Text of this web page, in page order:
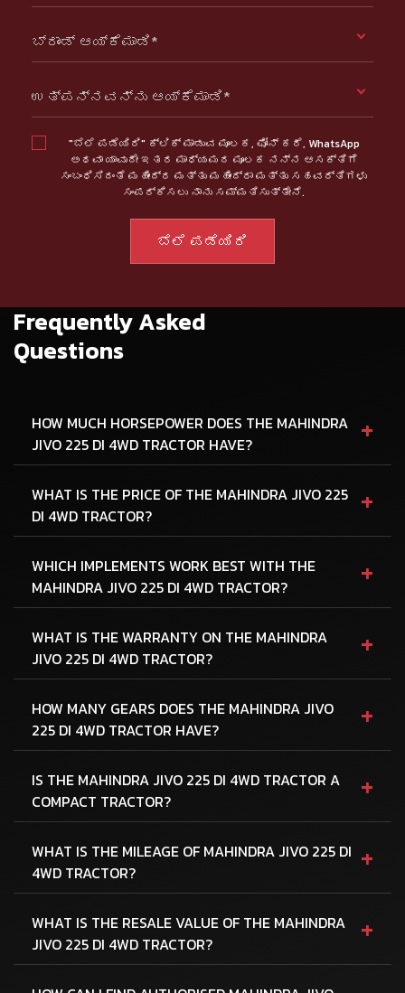
ಬ್ರಾಂಡ್ ಆಯ್ಕೆಮಾಡಿ*
ಉತ್ಪನ್ನವನ್ನು ಆಯ್ಕೆಮಾಡಿ*
"ಬೆಲೆ ಪಡೆಯಿರಿ" ಕ್ಲಿಕ್ ಮಾಡುವ ಮೂಲಕ, ಫೋನ್ ಕರೆ, WhatsApp
ಅಥವಾ ಯಾವುದೇ ಇತರ ಮಾಧ್ಯಮದ ಮೂಲಕ ನನ್ನ ಆಸಕ್ತಿಗೆ
ಸಂಬಂಧಿಸಿದಂತೆ ಮಹೀಂದ್ರ ಮತ್ತು ಮಹೀಂದ್ರಾ ಮತ್ತು ಸಹವರ್ತಿಗಳು
ಸಂಪರ್ಕಿಸಲು ನಾನು ಸಮ್ಮತಿಸುತ್ತೇನೆ.
Frequently Asked
Questions
HOW MUCH HORSEPOWER DOES THE MAHINDRA
JIVO 225 DI 4WD TRACTOR HAVE?
+
WHAT IS THE PRICE OF THE MAHINDRA JIVO 225
DI 4WD TRACTOR?
+
WHICH IMPLEMENTS WORK BEST WITH THE
MAHINDRA JIVO 225 DI 4WD TRACTOR?
+
WHAT IS THE WARRANTY ON THE MAHINDRA
JIVO 225 DI 4WD TRACTOR?
+
HOW MANY GEARS DOES THE MAHINDRA JIVO
225 DI 4WD TRACTOR HAVE?
+
IS THE MAHINDRA JIVO 225 DI 4WD TRACTOR A
COMPACT TRACTOR?
+
WHAT IS THE MILEAGE OF MAHINDRA JIVO 225 DI
4WD TRACTOR?
+
WHAT IS THE RESALE VALUE OF THE MAHINDRA
JIVO 225 DI 4WD TRACTOR?
+